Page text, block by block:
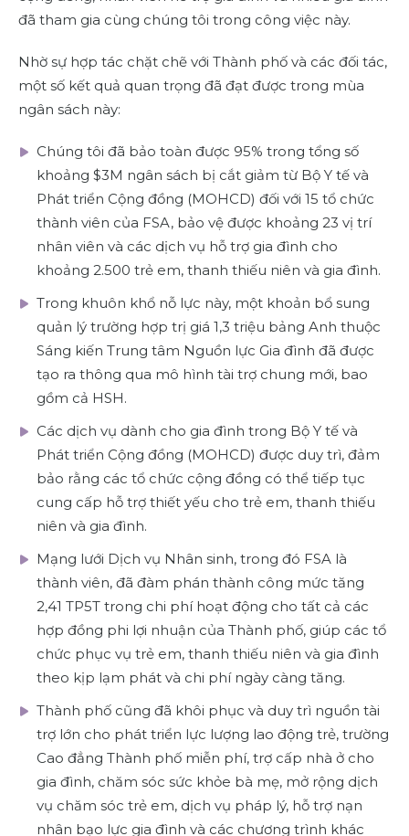
đã tham gia cùng chúng tôi trong công việc này.
Nhờ sự hợp tác chặt chẽ với Thành phố và các đối tác,
một số kết quả quan trọng đã đạt được trong mùa
ngân sách này:
Chúng tôi đã bảo toàn được 95% trong tổng số
khoảng $3M ngân sách bị cắt giảm từ Bộ Y tế và
Phát triển Cộng đồng (MOHCD) đối với 15 tổ chức
thành viên của FSA, bảo vệ được khoảng 23 vị trí
nhân viên và các dịch vụ hỗ trợ gia đình cho
khoảng 2.500 trẻ em, thanh thiếu niên và gia đình.
Trong khuôn khổ nỗ lực này, một khoản bổ sung
quản lý trường hợp trị giá 1,3 triệu bảng Anh thuộc
Sáng kiến Trung tâm Nguồn lực Gia đình đã được
tạo ra thông qua mô hình tài trợ chung mới, bao
gồm cả HSH.
Các dịch vụ dành cho gia đình trong Bộ Y tế và
Phát triển Cộng đồng (MOHCD) được duy trì, đảm
bảo rằng các tổ chức cộng đồng có thể tiếp tục
cung cấp hỗ trợ thiết yếu cho trẻ em, thanh thiếu
niên và gia đình.
Mạng lưới Dịch vụ Nhân sinh, trong đó FSA là
thành viên, đã đàm phán thành công mức tăng
2,41 TP5T trong chi phí hoạt động cho tất cả các
hợp đồng phi lợi nhuận của Thành phố, giúp các tổ
chức phục vụ trẻ em, thanh thiếu niên và gia đình
theo kịp lạm phát và chi phí ngày càng tăng.
Thành phố cũng đã khôi phục và duy trì nguồn tài
trợ lớn cho phát triển lực lượng lao động trẻ, trường
Cao đẳng Thành phố miễn phí, trợ cấp nhà ở cho
gia đình, chăm sóc sức khỏe bà mẹ, mở rộng dịch
vụ chăm sóc trẻ em, dịch vụ pháp lý, hỗ trợ nạn
nhân bạo lực gia đình và các chương trình khác